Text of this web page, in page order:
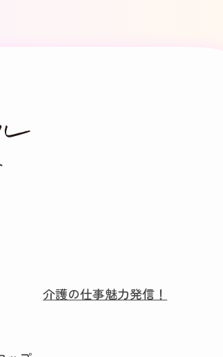
介護の仕事魅力発信！